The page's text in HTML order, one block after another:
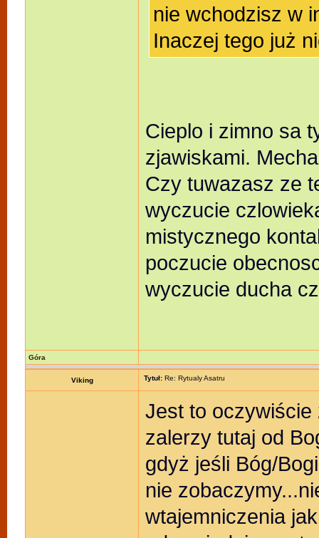
nie wchodzisz w
Inaczej tego już
Cieplo i zimno sa
zjawiskami.
Czy tuwazasz ze
wyczucie
mistycznego
poczucie
wyczucie ducha
Góra
Viking Tytuł: Re: Rytualy Asatru
Jest to
zalerzy tutaj od
gdyż jeśli Bóg/
nie
wtajemniczenia